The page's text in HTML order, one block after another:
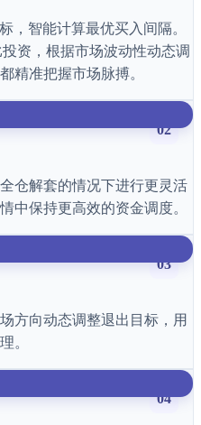
，智能计算最优买入间隔。
资，根据市场波动性动态调
精准把握市场脉搏。
02
仓解套的情况下进行更灵活
中保持更高效的资金调度。
03
方向动态调整退出目标，用
。
04